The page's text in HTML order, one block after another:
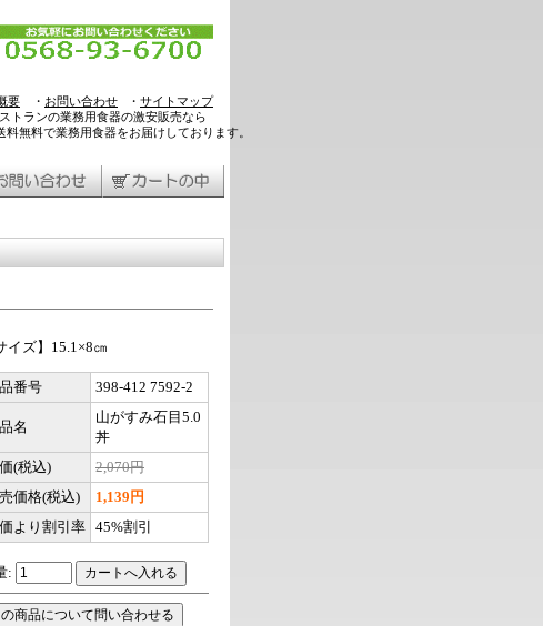
要 ・ お問い合わせ ・ サイトマップ
トランの業務用食器の激安販売なら
料無料で業務用食器をお届けしております。
イズ】15.1×8㎝
番号 398-412 7592-2
名
山がすみ石目5.0
丼
(税込)
2,070円
価格(税込)
1,139円
より割引率
45%割引
: